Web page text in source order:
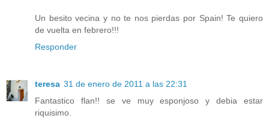
Un besito vecina y no te nos pierdas por Spain! Te quiero
de vuelta en febrero!!!
Responder
teresa 31 de enero de 2011 a las 22:31
Fantastico flan!! se ve muy esponjoso y debia estar
riquisimo.